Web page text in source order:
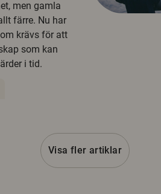
men gamla
färre. Nu har
krävs för att
som kan
i tid.
Visa fler artiklar